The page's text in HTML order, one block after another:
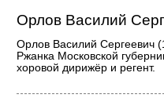
Орлов Василий
Орлов Василий Сергеевич
Ржанка Московской
хоровой дирижёр и регент.